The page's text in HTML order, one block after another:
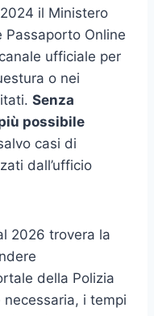
il Ministero
Passaporto Online
ufficiale per
o nei
Senza
possibile
casi di
dall’ufficio
2026 trovera la
della Polizia
i tempi